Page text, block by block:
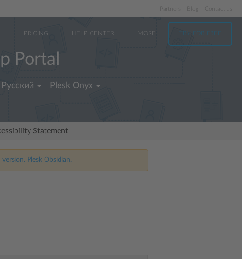
Partners
PRICING HELP CENTER MORE TRY FOR FREE
Portal
Plesk Onyx
Statement
Plesk Obsidian.